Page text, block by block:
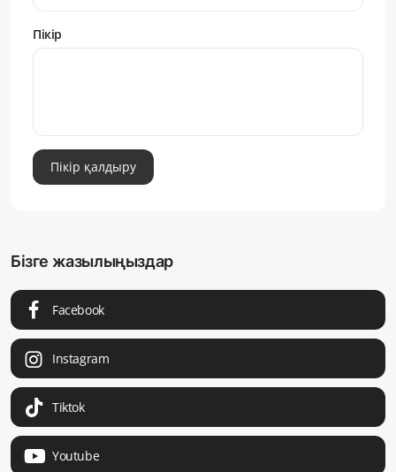
Пікір
Пікір қалдыру
Бізге жазылыңыздар
Facebook
Instagram
Tiktok
Youtube